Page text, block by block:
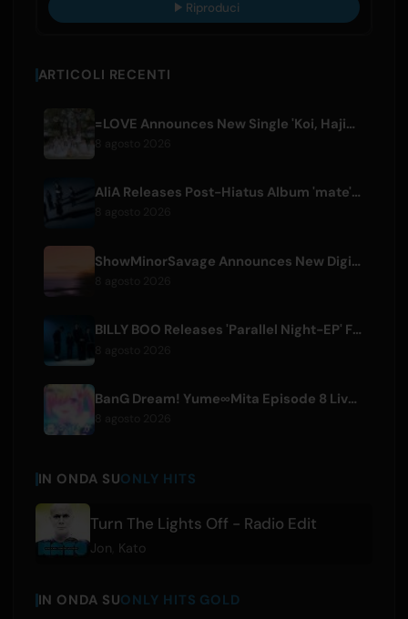
Riproduci
ARTICOLI RECENTI
=LOVE Announces New Single 'Koi, Hajimemashita.' and Tokyo Dome Concerts
AliA Releases Post-Hiatus Album 'mate', Announces Tokyo Live
ShowMinorSavage Announces New Digital Single 'Gradation'
BILLY BOO Releases 'Parallel Night-EP' Featuring TV Drama Theme Song
BanG Dream! Yume∞Mita Episode 8 Live Clip Released
IN ONDA SUONLY HITS
Turn The Lights Off - Radio Edit
Jon Kato
IN ONDA SUONLY HITS GOLD